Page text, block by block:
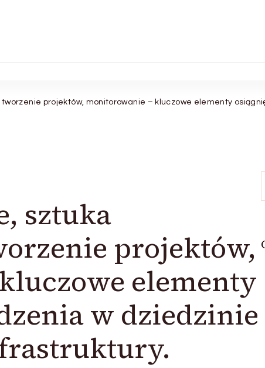
projektów, monitorowanie – kluczowe elementy
sztuka
projektów,
elementy
w dziedzinie